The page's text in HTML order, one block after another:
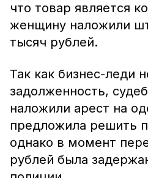
что товар является
женщину наложили
тысяч рублей.
Так как бизнес-леди
задолженность,
наложили арест на
предложила решить
однако в момент
рублей была